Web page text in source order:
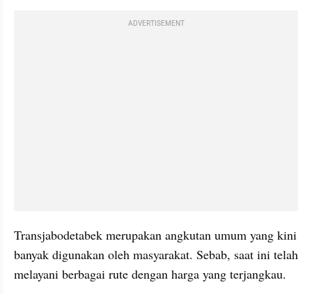
ADVERTISEMENT
Transjabodetabek merupakan angkutan umum yang kini
banyak digunakan oleh masyarakat. Sebab, saat ini telah
melayani berbagai rute dengan harga yang terjangkau.